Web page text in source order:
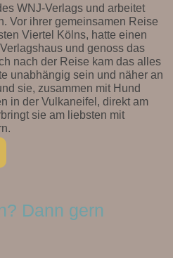
WNJ-Verlags und arbeitet
Vor ihrer gemeinsamen Reise
Viertel Kölns, hatte einen
und genoss das
nach der Reise kam das alles
unabhängig sein und näher an
sie, zusammen mit Hund
in der Vulkaneifel, direkt am
sie am liebsten mit
Dann gern